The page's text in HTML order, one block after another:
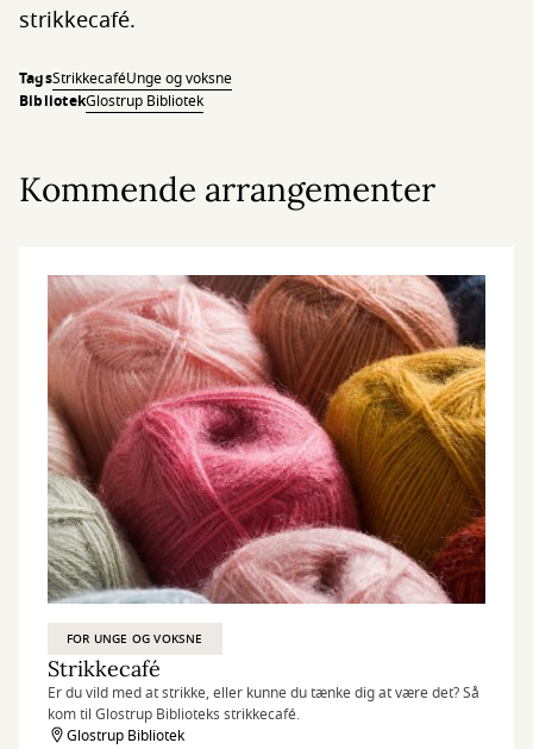
strikkecafé.
TagsStrikkecaféUnge og voksne
BibliotekGlostrup Bibliotek
Kommende arrangementer
FOR UNGE OG VOKSNE
Strikkecafé
Er du vild med at strikke, eller kunne du tænke dig at være det? Så
kom til Glostrup Biblioteks strikkecafé.
Glostrup Bibliotek